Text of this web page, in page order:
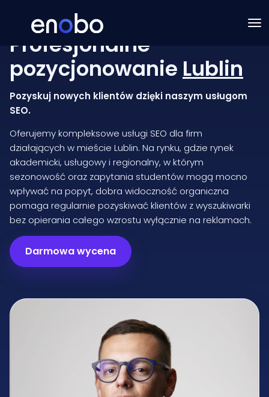
Profesjonalne
pozycjonowanie Lublin
Pozyskuj nowych klientów dzięki naszym usługom
SEO.
Oferujemy kompleksowe usługi SEO dla firm
działających w mieście Lublin. Na rynku, gdzie rynek
akademicki, usługowy i regionalny, w którym
sezonowość oraz zapytania studentów mogą mocno
wpływać na popyt, dobra widoczność organiczna
pomaga regularnie pozyskiwać klientów z wyszukiwarki
bez opierania całego wzrostu wyłącznie na reklamach.
Darmowa wycena